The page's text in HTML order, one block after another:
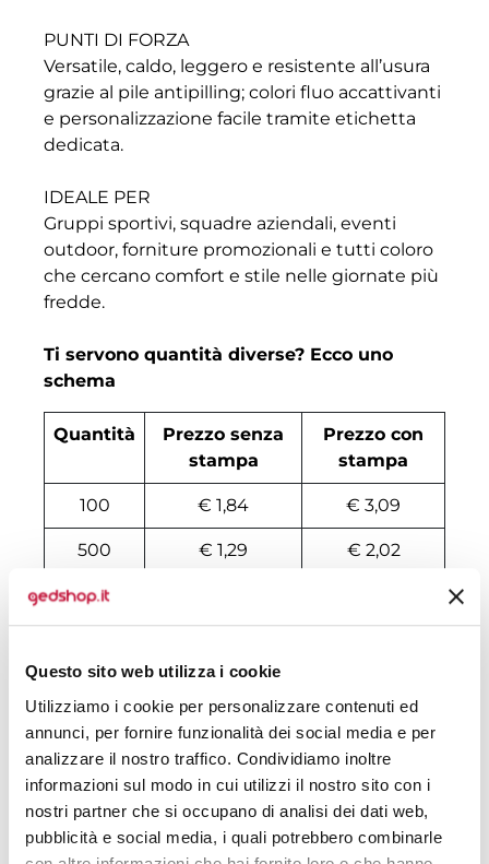
Questo sito web utilizza i cookie
Utilizziamo i cookie per personalizzare contenuti ed
annunci, per fornire funzionalità dei social media e per
analizzare il nostro traffico. Condividiamo inoltre
informazioni sul modo in cui utilizzi il nostro sito con i
nostri partner che si occupano di analisi dei dati web,
pubblicità e social media, i quali potrebbero combinarle
PUNTI DI FORZA
Versatile, caldo, leggero e resistente all’usura
grazie al pile antipilling; colori fluo accattivanti
e personalizzazione facile tramite etichetta
dedicata.
IDEALE PER
Gruppi sportivi, squadre aziendali, eventi
outdoor, forniture promozionali e tutti coloro
che cercano comfort e stile nelle giornate più
fredde.
Ti servono quantità diverse? Ecco uno
schema
Quantità
Prezzo senza
stampa
Prezzo con
stampa
100 € 1,84 € 3,09
500 € 1,29 € 2,02
1000
4000 € 0,82 € 1,36
5000 € 0,81 € 1,31
6000 € 0,80 € 1,28